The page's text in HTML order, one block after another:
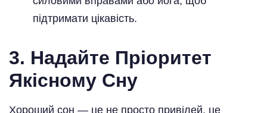
підтримати цікавість.
3. Надайте Пріоритет
Якісному Сну
Хороший сон — це не просто привілей, це